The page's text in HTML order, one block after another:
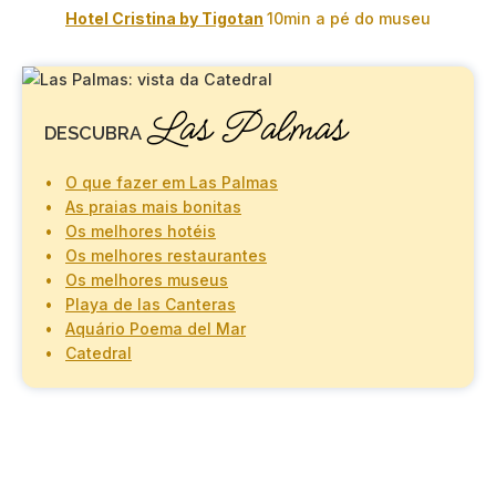
Hotel Cristina by Tigotan 10min a pé do museu
DESCUBRA Las Palmas
O que fazer em Las Palmas
As praias mais bonitas
Os melhores hotéis
Os melhores restaurantes
Os melhores museus
Playa de las Canteras
Aquário Poema del Mar
Catedral